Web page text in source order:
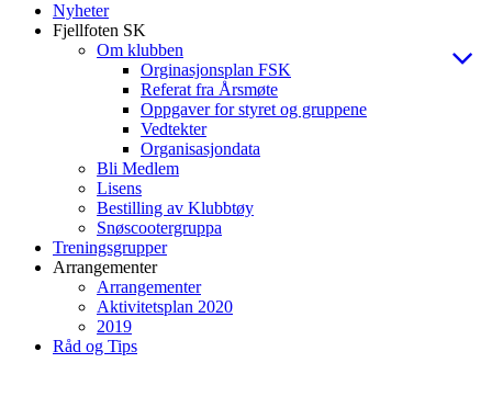
Nyheter
Fjellfoten SK
Om klubben
Orginasjonsplan FSK
Referat fra Årsmøte
Oppgaver for styret og gruppene
Vedtekter
Organisasjondata
Bli Medlem
Lisens
Bestilling av Klubbtøy
Snøscootergruppa
Treningsgrupper
Arrangementer
Arrangementer
Aktivitetsplan 2020
2019
Råd og Tips